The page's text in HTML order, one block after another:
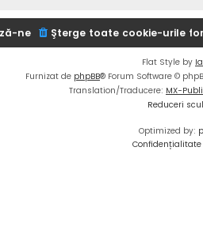
Şterge toate cookie-urile
ne
Flat Style by
Furnizat de phpBB® Forum Software ©
Translation/Traducere: MX-
Reduceri
Optimized by:
Confidențialitate